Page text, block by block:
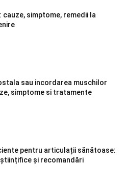
cauze, simptome, remedii la
sau incordarea muschilor
simptome si tratamente
pentru articulații sănătoase:
și recomandări